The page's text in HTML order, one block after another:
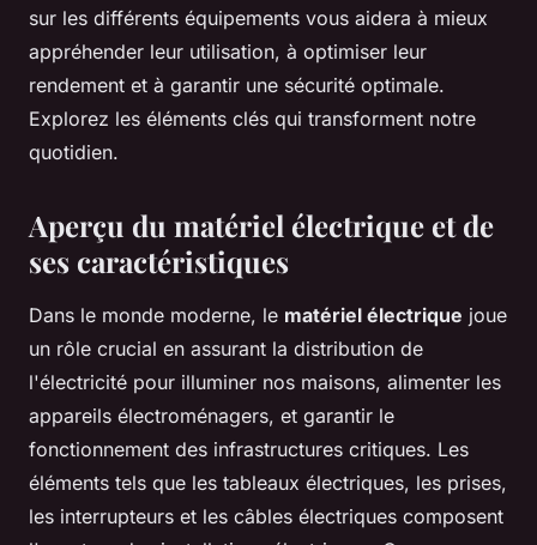
sur les différents équipements vous aidera à mieux
appréhender leur utilisation, à optimiser leur
rendement et à garantir une sécurité optimale.
Explorez les éléments clés qui transforment notre
quotidien.
Aperçu du matériel électrique et de
ses caractéristiques
Dans le monde moderne, le matériel électrique joue
un rôle crucial en assurant la distribution de
l'électricité pour illuminer nos maisons, alimenter les
appareils électroménagers, et garantir le
fonctionnement des infrastructures critiques. Les
éléments tels que les tableaux électriques, les prises,
les interrupteurs et les câbles électriques composent